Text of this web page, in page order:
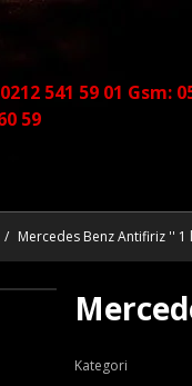
541 59 01 Gsm:
59
Mercedes Benz Antifiriz '' 1
Kategori